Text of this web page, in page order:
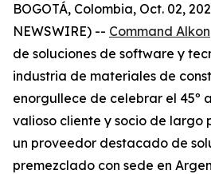
BOGOTÁ, Colombia, Oct. 02,
NEWSWIRE) -- Command Alkon
de soluciones de software y
industria de materiales de
enorgullece de celebrar el 45º
valioso cliente y socio de largo
un proveedor destacado de
premezclado con sede en